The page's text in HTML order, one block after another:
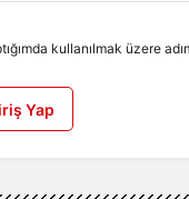
kullanılmak üzere
Yap